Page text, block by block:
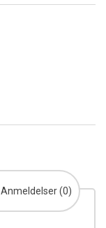
Anmeldelser (0)